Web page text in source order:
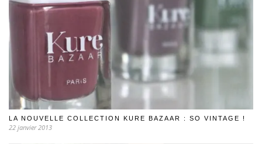
LA NOUVELLE COLLECTION KURE BAZAAR : SO VINTAGE !
22 janvier 2013